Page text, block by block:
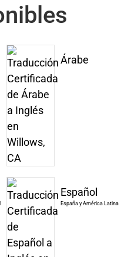
Árabe
Español
España y América Latina